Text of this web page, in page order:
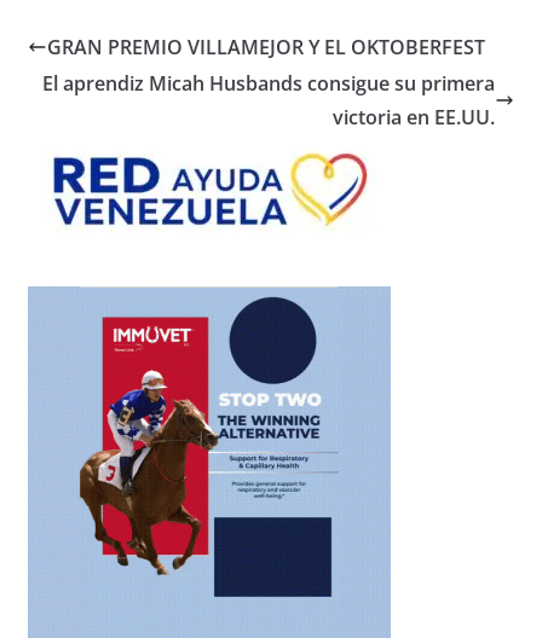
GRAN PREMIO VILLAMEJOR Y EL OKTOBERFEST
El aprendiz Micah Husbands consigue su primera
victoria en EE.UU.